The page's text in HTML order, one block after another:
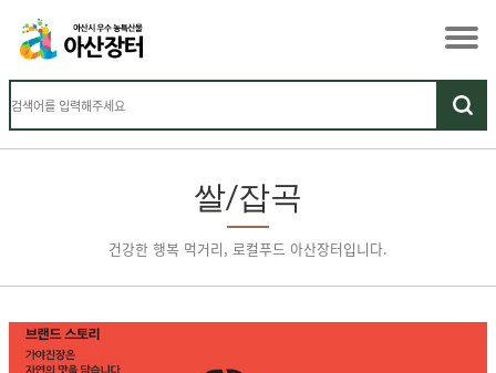
쌀/잡곡
건강한 행복 먹거리, 로컬푸드 아산장터입니다.